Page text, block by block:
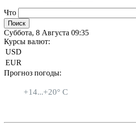
Что
Суббота, 8 Августа 09:35
Курсы валют:
USD
EUR
Прогноз погоды:
+14...+20° C